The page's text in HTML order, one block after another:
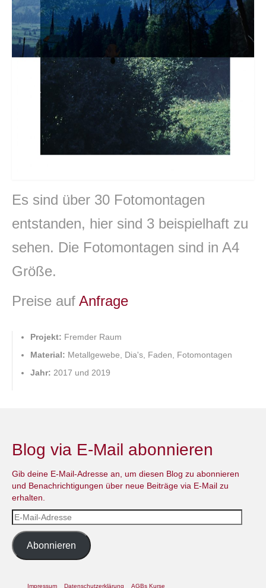
Es sind über 30 Fotomontagen
entstanden, hier sind 3 beispielhaft zu
sehen. Die Fotomontagen sind in A4
Größe.
Preise auf Anfrage
Projekt: Fremder Raum
Material: Metallgewebe, Dia's, Faden, Fotomontagen
Jahr: 2017 und 2019
Blog via E-Mail abonnieren
Gib deine E-Mail-Adresse an, um diesen Blog zu abonnieren
und Benachrichtigungen über neue Beiträge via E-Mail zu
erhalten.
E-
Mail-
Adresse
Abonnieren
Impressum Datenschutzerklärung AGBs Kurse